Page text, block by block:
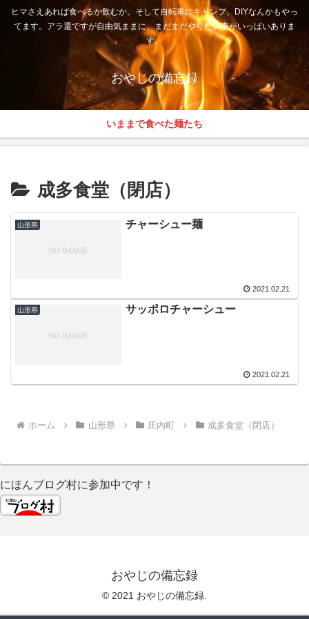
ヒマさえあれば食べるか飲むか。そして自転車にキャンプ、DIYなんかもやっ
てます。アラ還ですが自由気ままに、まだまだやりたい事がいっぱいありま
す。
おやじの備忘録
いままで食べた麺たち
成多食堂（閉店）
山形県 チャーシュー麺
2021.02.21
山形県 サッポロチャーシュー
2021.02.21
ホーム 山形県 庄内町 成多食堂（閉店）
にほんブログ村に参加中です！
おやじの備忘録
© 2021 おやじの備忘録.